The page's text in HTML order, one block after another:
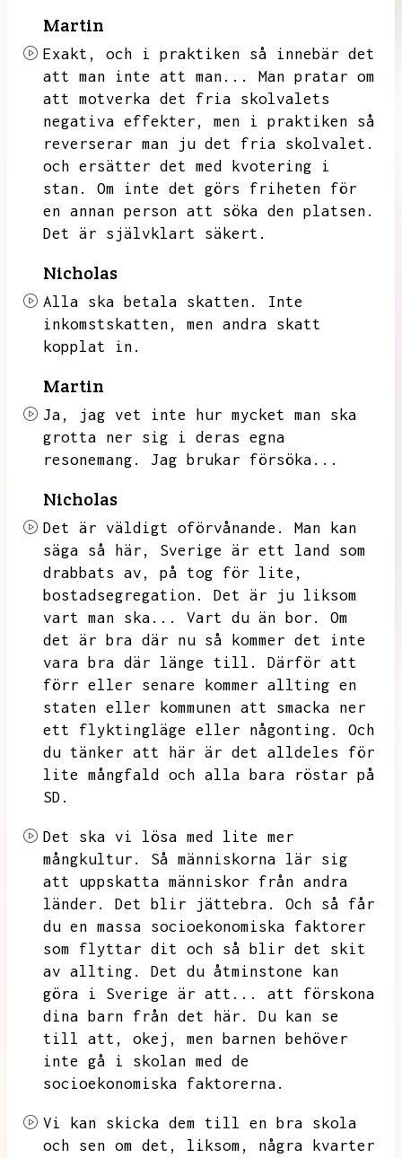
Martin
Exakt,
och i praktiken så innebär det
att man inte att man...
Man pratar om
att motverka det fria skolvalets
negativa effekter,
men i praktiken så
reverserar man ju det fria skolvalet.
och ersätter det med kvotering i
stan.
Om inte det görs friheten för
en annan person att söka den platsen.
Det är självklart säkert.
Nicholas
Alla ska betala skatten.
Inte
inkomstskatten,
men andra skatt
kopplat in.
Martin
Ja,
jag vet inte hur mycket man ska
grotta ner sig i deras egna
resonemang.
Jag brukar försöka...
Nicholas
Det är väldigt oförvånande.
Man kan
säga så här,
Sverige är ett land som
drabbats av,
på tog för lite,
bostadsegregation.
Det är ju liksom
vart man ska...
Vart du än bor.
Om
det är bra där nu så kommer det inte
vara bra där länge till.
Därför att
förr eller senare kommer allting en
staten eller kommunen att smacka ner
ett flyktingläge eller någonting.
Och
du tänker att här är det alldeles för
lite mångfald och alla bara röstar på
SD.
Det ska vi lösa med lite mer
mångkultur.
Så människorna lär sig
att uppskatta människor från andra
länder.
Det blir jättebra.
Och så får
du en massa socioekonomiska faktorer
som flyttar dit och så blir det skit
av allting.
Det du åtminstone kan
göra i Sverige är att...
att förskona
dina barn från det här.
Du kan se
till att,
okej,
men barnen behöver
inte gå i skolan med de
socioekonomiska faktorerna.
Vi kan skicka dem till en bra skola
och sen om det,
liksom,
några kvarter